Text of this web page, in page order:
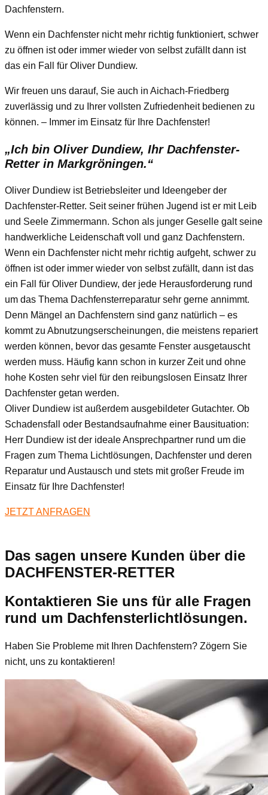
Dachfenstern.
Wenn ein Dachfenster nicht mehr richtig funktioniert, schwer
zu öffnen ist oder immer wieder von selbst zufällt dann ist
das ein Fall für Oliver Dundiew.
Wir freuen uns darauf, Sie auch in Aichach-Friedberg
zuverlässig und zu Ihrer vollsten Zufriedenheit bedienen zu
können. – Immer im Einsatz für Ihre Dachfenster!
„Ich bin Oliver Dundiew, Ihr Dachfenster-
Retter in Markgröningen.“
Oliver Dundiew ist Betriebsleiter und Ideengeber der
Dachfenster-Retter. Seit seiner frühen Jugend ist er mit Leib
und Seele Zimmermann. Schon als junger Geselle galt seine
handwerkliche Leidenschaft voll und ganz Dachfenstern.
Wenn ein Dachfenster nicht mehr richtig aufgeht, schwer zu
öffnen ist oder immer wieder von selbst zufällt, dann ist das
ein Fall für Oliver Dundiew, der jede Herausforderung rund
um das Thema Dachfensterreparatur sehr gerne annimmt.
Denn Mängel an Dachfenstern sind ganz natürlich – es
kommt zu Abnutzungserscheinungen, die meistens repariert
werden können, bevor das gesamte Fenster ausgetauscht
werden muss. Häufig kann schon in kurzer Zeit und ohne
hohe Kosten sehr viel für den reibungslosen Einsatz Ihrer
Dachfenster getan werden.
Oliver Dundiew ist außerdem ausgebildeter Gutachter. Ob
Schadensfall oder Bestandsaufnahme einer Bausituation:
Herr Dundiew ist der ideale Ansprechpartner rund um die
Fragen zum Thema Lichtlösungen, Dachfenster und deren
Reparatur und Austausch und stets mit großer Freude im
Einsatz für Ihre Dachfenster!
JETZT ANFRAGEN
Das sagen unsere Kunden über die
DACHFENSTER-RETTER
Kontaktieren Sie uns für alle Fragen
rund um Dachfensterlichtlösungen.
Haben Sie Probleme mit Ihren Dachfenstern? Zögern Sie
nicht, uns zu kontaktieren!